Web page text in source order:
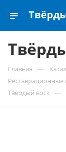
Главная —
Твёрдый воск —